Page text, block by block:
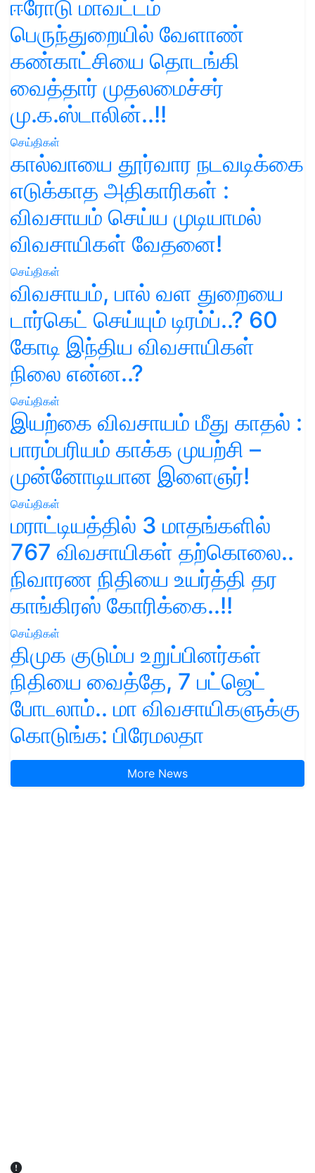
ஈரோடு மாவட்டம்
பெருந்துறையில் வேளாண்
கண்காட்சியை தொடங்கி
வைத்தார் முதலமைச்சர்
மு.க.ஸ்டாலின்..!!
செய்திகள்
கால்வாயை தூர்வார நடவடிக்கை
எடுக்காத அதிகாரிகள் :
விவசாயம் செய்ய முடியாமல்
விவசாயிகள் வேதனை!
செய்திகள்
விவசாயம், பால் வள துறையை
டார்கெட் செய்யும் டிரம்ப்..? 60
கோடி இந்திய விவசாயிகள்
நிலை என்ன..?
செய்திகள்
இயற்கை விவசாயம் மீது காதல் :
பாரம்பரியம் காக்க முயற்சி –
முன்னோடியான இளைஞர்!
செய்திகள்
மராட்டியத்தில் 3 மாதங்களில்
767 விவசாயிகள் தற்கொலை..
நிவாரண நிதியை உயர்த்தி தர
காங்கிரஸ் கோரிக்கை..!!
செய்திகள்
திமுக குடும்ப உறுப்பினர்கள்
நிதியை வைத்தே, 7 பட்ஜெட்
போடலாம்.. மா விவசாயிகளுக்கு
கொடுங்க: பிரேமலதா
More News